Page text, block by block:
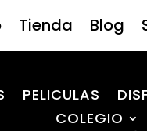
Tienda Blog
PELICULAS
COLEGIO